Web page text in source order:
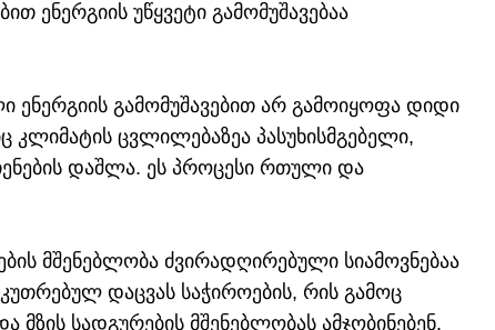
ენერგიის უწყვეტი გამომუშავებაა
ენერგიის გამომუშავებით არ გამოიყოფა დიდი
ცვლილებაზეა პასუხისმგებელი,
დაშლა. ეს პროცესი რთული და
მშენებლობა ძვირადღირებული სიამოვნებაა
დაცვას საჭიროების, რის გამოც
სადგურების მშენებლობას ამჯობინებენ.